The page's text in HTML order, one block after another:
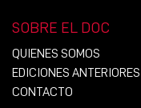
SOBRE EL DOC
QUIENES SOMOS
EDICIONES ANTERIORES
CONTACTO